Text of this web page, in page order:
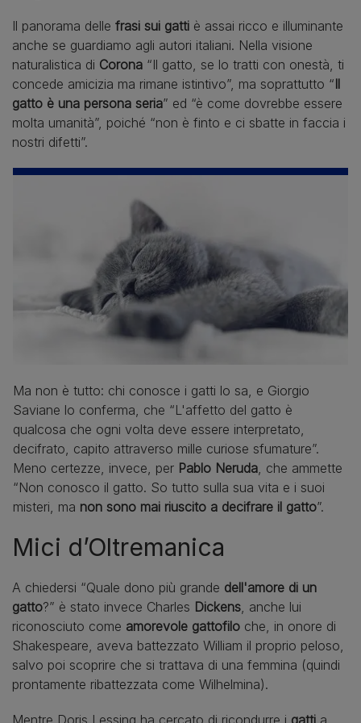
Il panorama delle frasi sui gatti è assai ricco e illuminante
anche se guardiamo agli autori italiani. Nella visione
naturalistica di Corona “Il gatto, se lo tratti con onestà, ti
concede amicizia ma rimane istintivo”, ma soprattutto “Il
gatto è una persona seria” ed “è come dovrebbe essere
molta umanità”, poiché “non è finto e ci sbatte in faccia i
nostri difetti”.
Ma non è tutto: chi conosce i gatti lo sa, e Giorgio
Saviane lo conferma, che “L'affetto del gatto è
qualcosa che ogni volta deve essere interpretato,
decifrato, capito attraverso mille curiose sfumature”.
Meno certezze, invece, per Pablo Neruda , che ammette
“Non conosco il gatto. So tutto sulla sua vita e i suoi
misteri, ma non sono mai riuscito a decifrare il gatto”.
Mici d’Oltremanica
A chiedersi “Quale dono più grande dell'amore di un
gatto?” è stato invece Charles Dickens , anche lui
riconosciuto come amorevole gattofilo che, in onore di
Shakespeare, aveva battezzato William il proprio peloso,
salvo poi scoprire che si trattava di una femmina (quindi
prontamente ribattezzata come Wilhelmina).
Mentre Doris Lessing ha cercato di ricondurre i gatti a